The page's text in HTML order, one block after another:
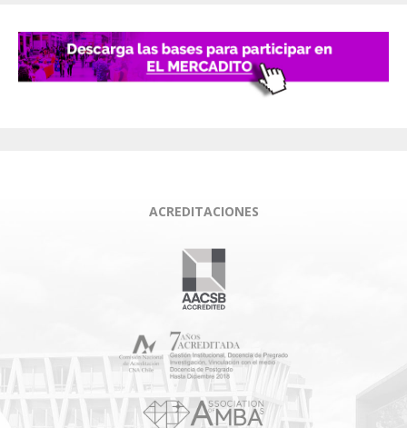
ACREDITACIONES